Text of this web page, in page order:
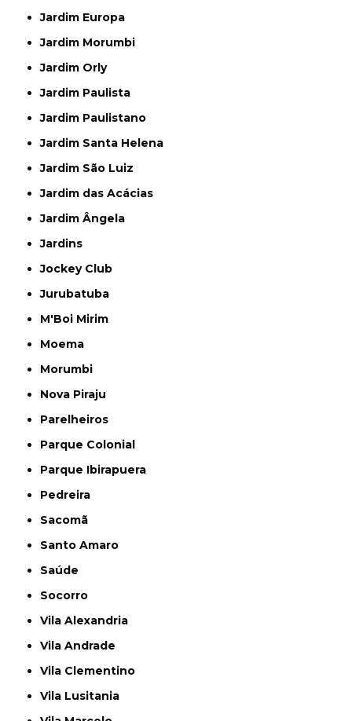
Jardim Europa
Jardim Morumbi
Jardim Orly
Jardim Paulista
Jardim Paulistano
Jardim Santa Helena
Jardim São Luiz
Jardim das Acácias
Jardim Ângela
Jardins
Jockey Club
Jurubatuba
M'Boi Mirim
Moema
Morumbi
Nova Piraju
Parelheiros
Parque Colonial
Parque Ibirapuera
Pedreira
Sacomã
Santo Amaro
Saúde
Socorro
Vila Alexandria
Vila Andrade
Vila Clementino
Vila Lusitania